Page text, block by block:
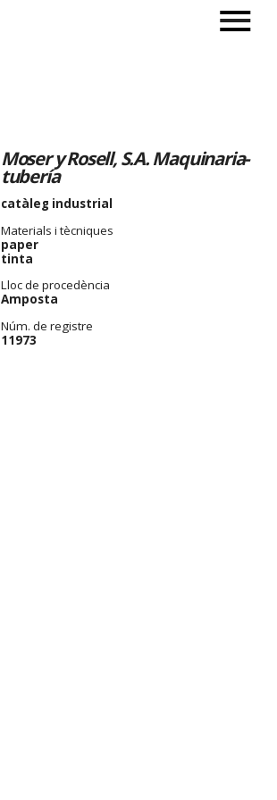
Moser y Rosell, S.A. Maquinaria-
tubería
catàleg industrial
Materials i tècniques
paper
tinta
Lloc de procedència
Amposta
Núm. de registre
11973